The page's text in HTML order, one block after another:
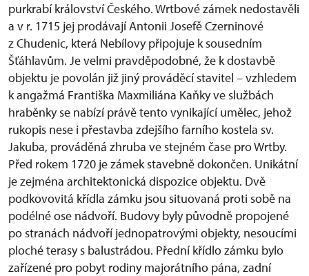
purkrabí království Českého. Wrtbové zámek nedostavěli
a v r. 1715 jej prodávají Antonii Josefě Czerninové
z Chudenic, která Nebílovy připojuje k sousedním
Šťáhlavům. Je velmi pravděpodobné, že k dostavbě
objektu je povolán již jiný prováděcí stavitel – vzhledem
k angažmá Františka Maxmiliána Kaňky ve službách
hraběnky se nabízí právě tento vynikající umělec, jehož
rukopis nese i přestavba zdejšího farního kostela sv.
Jakuba, prováděná zhruba ve stejném čase pro Wrtby.
Před rokem 1720 je zámek stavebně dokončen. Unikátní
je zejména architektonická dispozice objektu. Dvě
podkovovitá křídla zámku jsou situovaná proti sobě na
podélné ose nádvoří. Budovy byly původně propojené
po stranách nádvoří jednopatrovými objekty, nesoucími
ploché terasy s balustrádou. Přední křídlo zámku bylo
zařízené pro pobyt rodiny majorátního pána, zadní